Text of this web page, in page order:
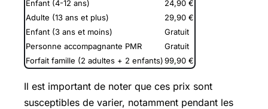
Enfant (4-12 ans)
24,90 €
Adulte (13 ans et plus)
29,90 €
Enfant (3 ans et moins)
Gratuit
Personne accompagnante PMR
Gratuit
Forfait famille (2 adultes + 2 enfants)99,90 €
Il est important de noter que ces prix sont
susceptibles de varier, notamment pendant les